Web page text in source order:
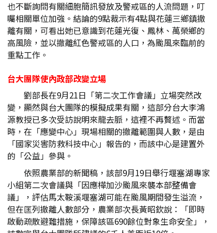
也不斷詢問有關細胞簡訊發放及警戒區的人流問題，叮
囑相關單位加強。結論的9點裁示有4點與花蓮三鄉鎮撤
離有關，可看出她已意識到花蓮光復、鳳林、萬榮鄉的
高風險，並以撤離紅色警戒區的人口，為颱風來臨前的
重點工作。
台大團隊使內政部改變立場
劉部長在9月21日「第二次工作會議」立場突然改
變，顯然與台大團隊的模擬成果有關，這部分台大李鴻
源教授已多次受訪說明來龍去脈，這裡不再贅述。而當
時，在「應變中心」現場相關的撤離範圍與人數，是由
「國家災害防救科技中心」報告的，而該中心是建置外
的「公益」參與。
依照農業部的新聞稿，該部9月19日舉行堰塞湖專家
小組第二次會議與「因應樺加沙颱風來襲本部整備會
議」，評估馬太鞍溪堰塞湖可能在颱風期間發生溢流，
但在匡列撤離人數部分，農業部次長黃昭欽說：「即時
啟動疏散避難措施，保障該區690餘位對象生命安全」，